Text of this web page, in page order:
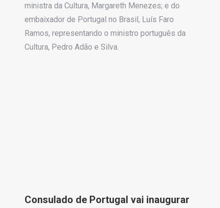
ministra da Cultura, Margareth Menezes; e do
embaixador de Portugal no Brasil, Luís Faro
Ramos, representando o ministro português da
Cultura, Pedro Adão e Silva.
Consulado de Portugal vai inaugurar